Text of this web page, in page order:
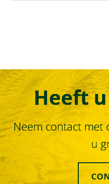
Heeft
Neem contact met
u